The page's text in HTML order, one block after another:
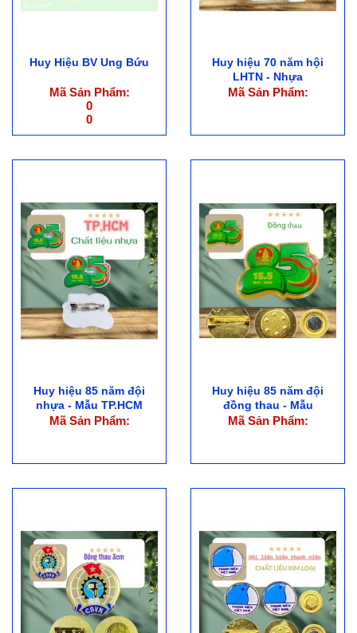
Huy Hiệu BV Ung Bứu
Mã Sản Phẩm:
0
0
Huy hiệu 70 năm hội
LHTN - Nhựa
Mã Sản Phẩm:
Huy hiệu 85 năm đội
nhựa - Mẫu TP.HCM
Mã Sản Phẩm:
Huy hiệu 85 năm đội
đồng thau - Mẫu
TP.HCM
Mã Sản Phẩm: